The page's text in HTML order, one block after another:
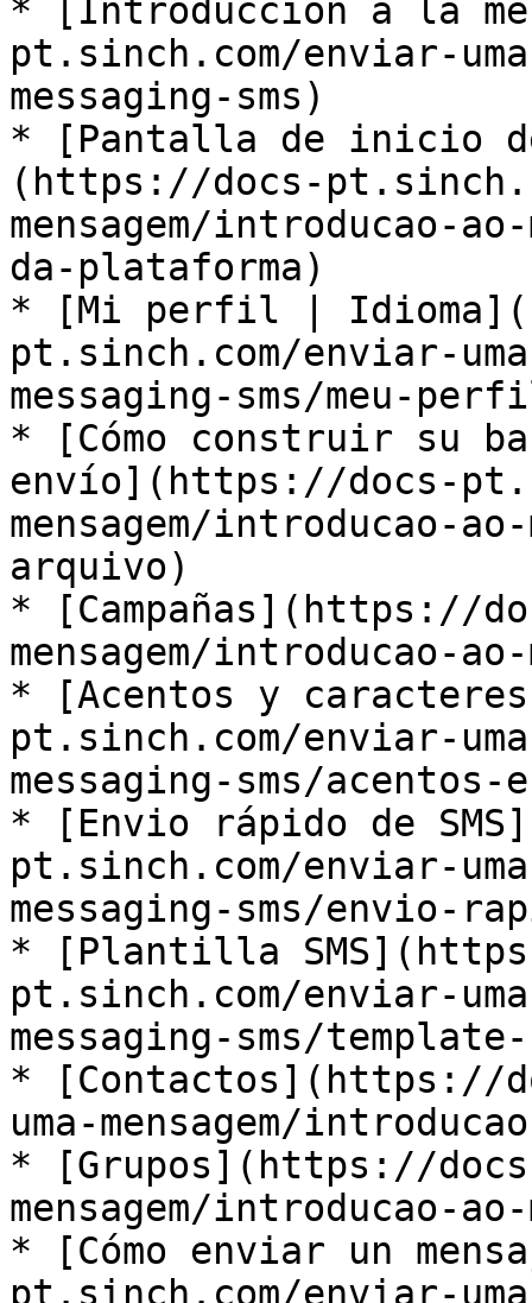
* ​[Introducción a la
pt.sinch.com/enviar-
messaging-sms)​
* ​[Pantalla de inicio
(https://docs-
mensagem/introducao-
da-plataforma) ​
* ​[Mi perfil |
pt.sinch.com/enviar-
messaging-sms/meu-
* ​[Cómo construir su
envío](https://docs-
mensagem/introducao-
arquivo) ​
* ​[Campañas](https://
mensagem/introducao-
* ​[Acentos y
pt.sinch.com/enviar-
messaging-sms/
* ​[Envio rápido de
pt.sinch.com/enviar-
messaging-sms/envio-
* ​[Plantilla
pt.sinch.com/enviar-
messaging-sms/
* ​[Contactos](https://
uma-mensagem/
* ​[Grupos](https://
mensagem/introducao-
* ​[Cómo enviar un
pt.sinch.com/enviar-